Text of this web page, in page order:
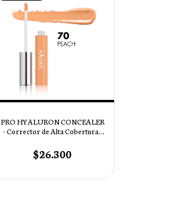
PRO HYALURON CONCEALER
- Corrector de Alta Cobertura -
$26.300